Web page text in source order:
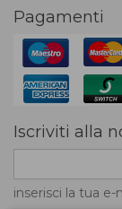
Pagamenti
Iscriviti alla
inserisci la tua e-